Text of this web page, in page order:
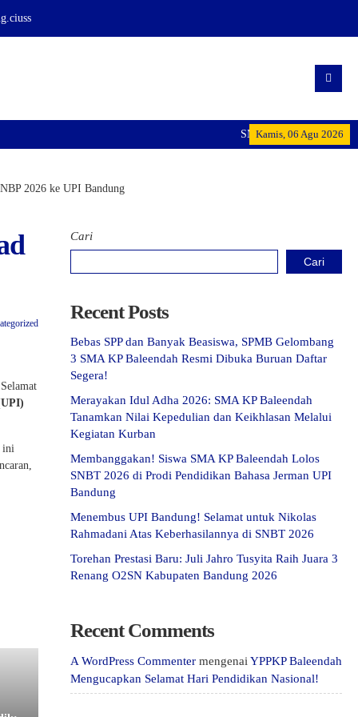
Kamis, 06 Agu 2026
SMA KP BALEENDAH:
2026 ke UPI Bandung
ini
Cari
Cari
Recent Posts
Bebas SPP dan Banyak Beasiswa, SPMB Gelombang
3 SMA KP Baleendah Resmi Dibuka Buruan Daftar
Segera!
Merayakan Idul Adha 2026: SMA KP Baleendah
Tanamkan Nilai Kepedulian dan Keikhlasan Melalui
Kegiatan Kurban
Membanggakan! Siswa SMA KP Baleendah Lolos
SNBT 2026 di Prodi Pendidikan Bahasa Jerman UPI
Bandung
Menembus UPI Bandung! Selamat untuk Nikolas
Rahmadani Atas Keberhasilannya di SNBT 2026
Torehan Prestasi Baru: Juli Jahro Tusyita Raih Juara 3
Renang O2SN Kabupaten Bandung 2026
Recent Comments
A WordPress Commenter mengenai YPPKP Baleendah
Mengucapkan Selamat Hari Pendidikan Nasional!